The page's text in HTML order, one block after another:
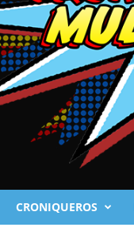
CRONIQUEROS